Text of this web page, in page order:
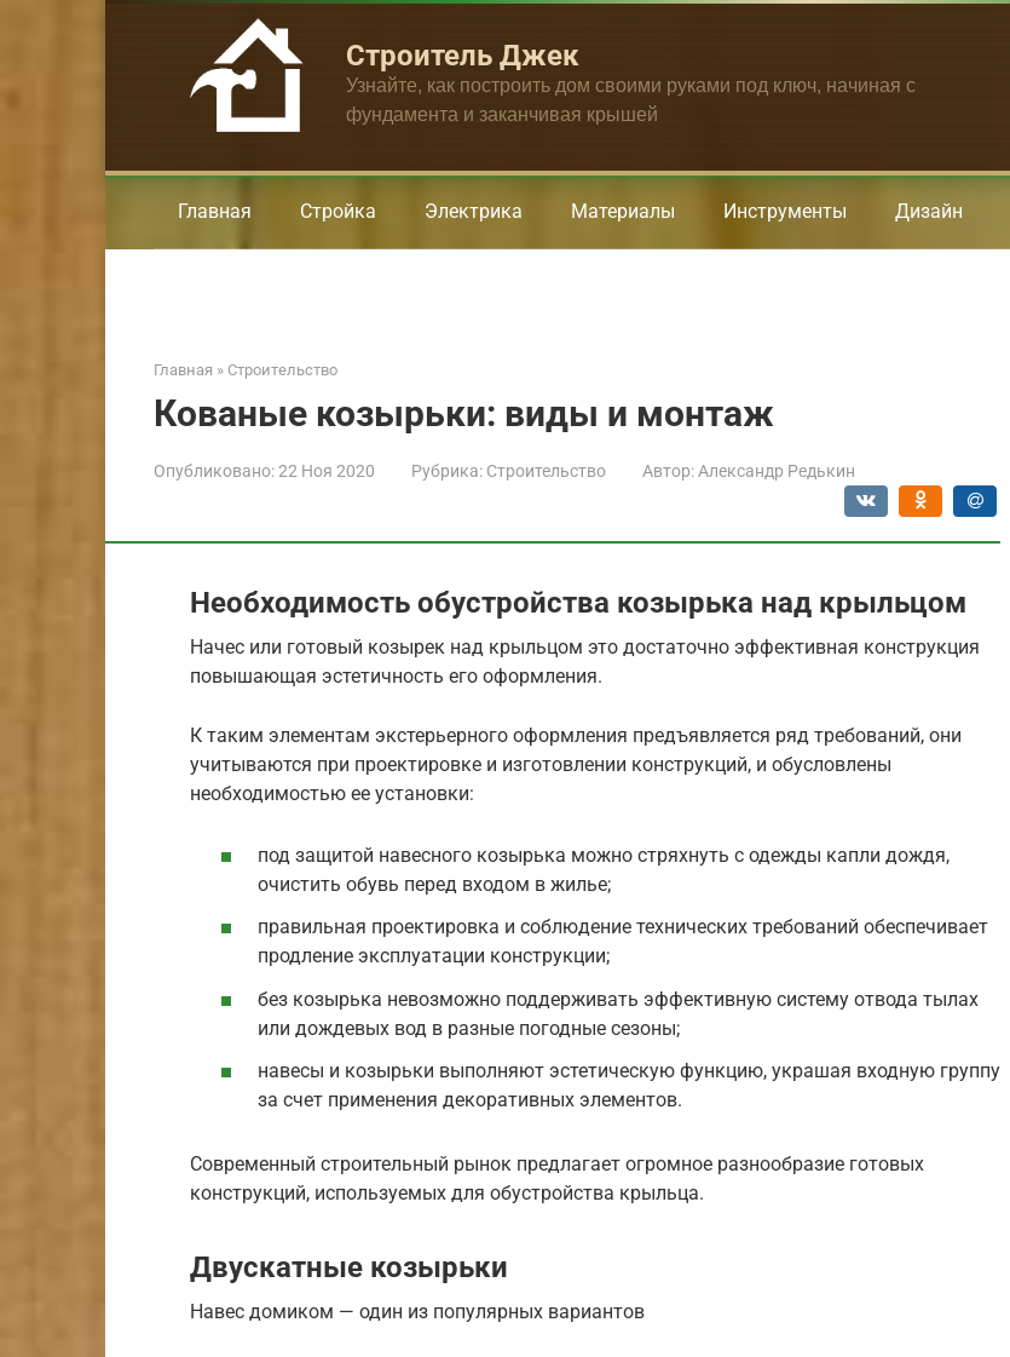
Строитель Джек
Узнайте, как построить дом своими руками под ключ, начиная с
фундамента и заканчивая крышей
Главная Стройка Электрика Материалы Инструменты Дизайн
Главная » Строительство
Кованые козырьки: виды и монтаж
Опубликовано:22 Ноя 2020 Рубрика: Строительство Автор: Александр Редькин
Необходимость обустройства козырька над крыльцом
Начес или готовый козырек над крыльцом это достаточно эффективная конструкция
повышающая эстетичность его оформления.
К таким элементам экстерьерного оформления предъявляется ряд требований, они
учитываются при проектировке и изготовлении конструкций, и обусловлены
необходимостью ее установки:
под защитой навесного козырька можно стряхнуть с одежды капли дождя,
очистить обувь перед входом в жилье;
правильная проектировка и соблюдение технических требований обеспечивает
продление эксплуатации конструкции;
без козырька невозможно поддерживать эффективную систему отвода тылах
или дождевых вод в разные погодные сезоны;
навесы и козырьки выполняют эстетическую функцию, украшая входную группу
за счет применения декоративных элементов.
Современный строительный рынок предлагает огромное разнообразие готовых
конструкций, используемых для обустройства крыльца.
Двускатные козырьки
Навес домиком — один из популярных вариантов